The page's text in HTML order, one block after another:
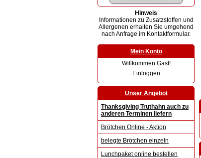
Hinweis
Informationen zu Zusatzstoffen und
Allergenen erhalten Sie umgehend
nach Anfrage im Kontaktformular.
Mein Konto
Willkommen Gast!
Einloggen
Unser Angebot
Thanksgiving Truthahn auch zu
anderen Terminen liefern
Brötchen Online - Aktion
belegte Brötchen einzeln
Lunchpaket online bestellen